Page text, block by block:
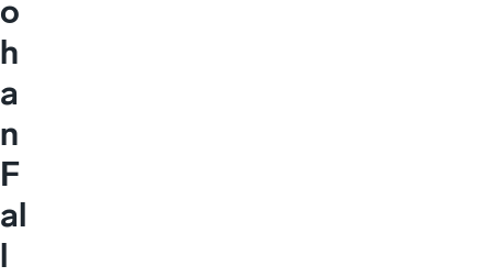
o
h
a
n
F
al
l